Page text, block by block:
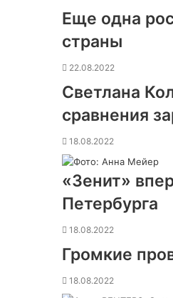
Еще одна
страны
22.08.2022
Светлана
сравнения
18.08.2022
«Зенит»
Петербурга
18.08.2022
Громкие
18.08.2022